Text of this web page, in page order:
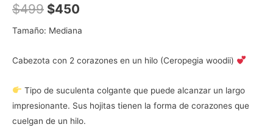
$499 $450
Tamaño: Mediana
Cabezota con 2 corazones en un hilo (Ceropegia woodii)
Tipo de suculenta colgante que puede alcanzar un largo
impresionante. Sus hojitas tienen la forma de corazones que
cuelgan de un hilo.